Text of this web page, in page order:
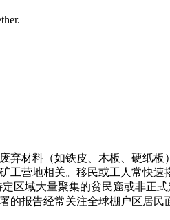
材料（如铁皮、木板、硬纸
工营地相关。移民或工人常快速
区域大量聚集的贫民窟或非正
报告经常关注全球棚户区居民